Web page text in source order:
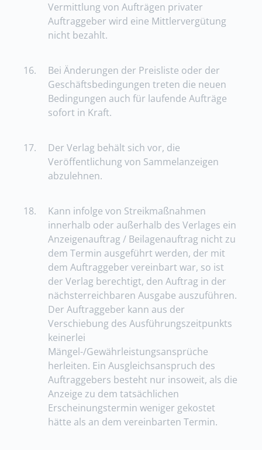
Vermittlung von Aufträgen privater
Auftraggeber wird eine Mittlervergütung
nicht bezahlt.
16.
Bei Änderungen der Preisliste oder der
Geschäftsbedingungen treten die neuen
Bedingungen auch für laufende Aufträge
sofort in Kraft.
17.
Der Verlag behält sich vor, die
Veröffentlichung von Sammelanzeigen
abzulehnen.
18.
Kann infolge von Streikmaßnahmen
innerhalb oder außerhalb des Verlages ein
Anzeigenauftrag / Beilagenauftrag nicht zu
dem Termin ausgeführt werden, der mit
dem Auftraggeber vereinbart war, so ist
der Verlag berechtigt, den Auftrag in der
nächsterreichbaren Ausgabe auszuführen.
Der Auftraggeber kann aus der
Verschiebung des Ausführungszeitpunkts
keinerlei
Mängel-/Gewährleistungsansprüche
herleiten. Ein Ausgleichsanspruch des
Auftraggebers besteht nur insoweit, als die
Anzeige zu dem tatsächlichen
Erscheinungstermin weniger gekostet
hätte als an dem vereinbarten Termin.